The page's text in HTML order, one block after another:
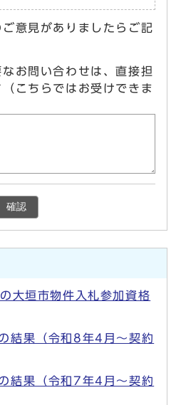
意見がありましたらご記
なお問い合わせは、直接担
こちらではお受けできま
確認
大垣市物件入札参加資格
結果（令和8年4月～契約
結果（令和7年4月～契約